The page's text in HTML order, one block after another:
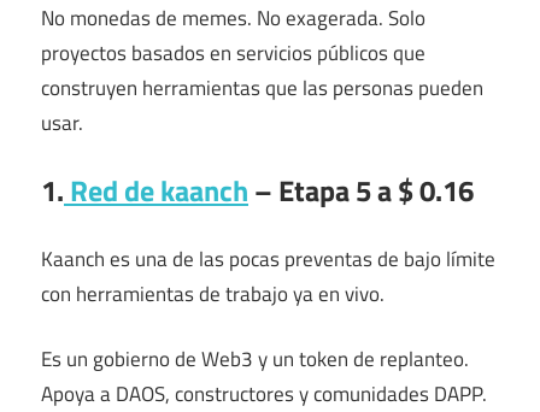
No monedas de memes. No exagerada. Solo
proyectos basados ​​en servicios públicos que
construyen herramientas que las personas pueden
usar.
1.Red de kaanch– Etapa 5 a $ 0.16
Kaanch es una de las pocas preventas de bajo límite
con herramientas de trabajo ya en vivo.
Es un gobierno de Web3 y un token de replanteo.
Apoya a DAOS, constructores y comunidades DAPP.